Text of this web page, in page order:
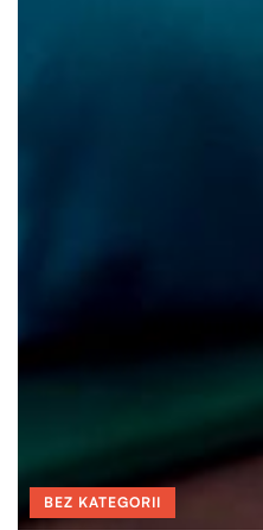
BEZ KATEGORII